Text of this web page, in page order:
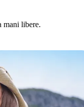
mani libere.